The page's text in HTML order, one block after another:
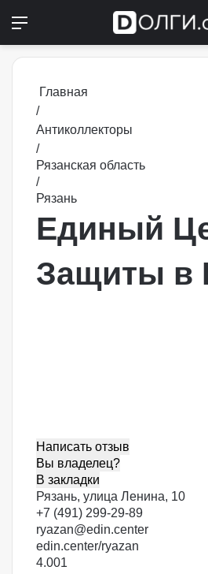
Главная
/
Антиколлекторы
/
Рязанская область
/
Рязань
Единый
Защиты в
Написать отзыв
Вы владелец?
В закладки
Рязань, улица Ленина, 10
+7 (491) 299-29-89
ryazan@edin.center
edin.center/ryazan
4.001